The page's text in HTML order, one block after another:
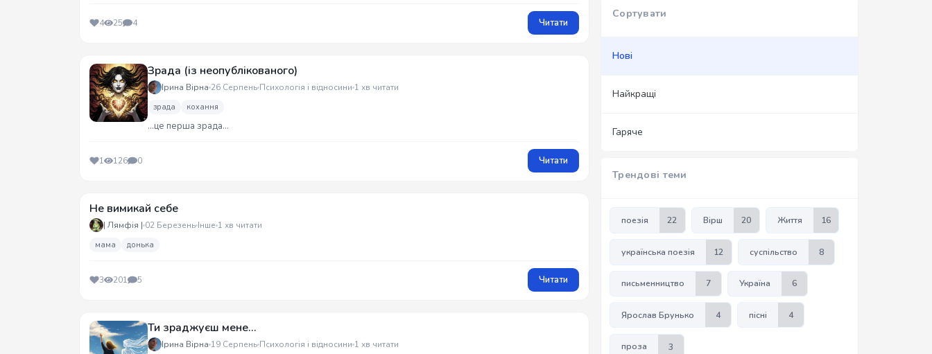
4 25 4 Читати
Зрада (із неопублікованого)
Ірина Вірна 26 Серпень Психологія і відносини 1 хв читати
зрада кохання
...це перша зрада...
1 126 0 Читати
Не вимикай себе
| Лямфія | 02 Березень Інше 1 хв читати
мама донька
3 201 5 Читати
Ти зраджуєш мене...
Ірина Вірна 19 Серпень Психологія і відносини 1 хв читати
Сортувати
Нові
Найкращі
Гаряче
Трендові теми
поезія 22 Вірш 20 Життя 16
українська поезія 12 суспільство 8
письменництво 7 Україна 6
Ярослав Брунько 4 пісні 4
проза 3